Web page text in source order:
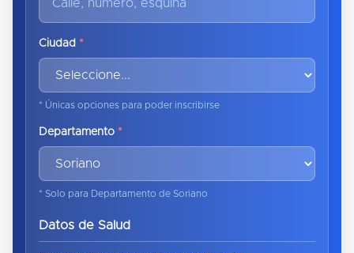
Ciudad *
* Únicas opciones para poder inscribirse
Departamento *
* Solo para Departamento de Soriano
Datos de Salud